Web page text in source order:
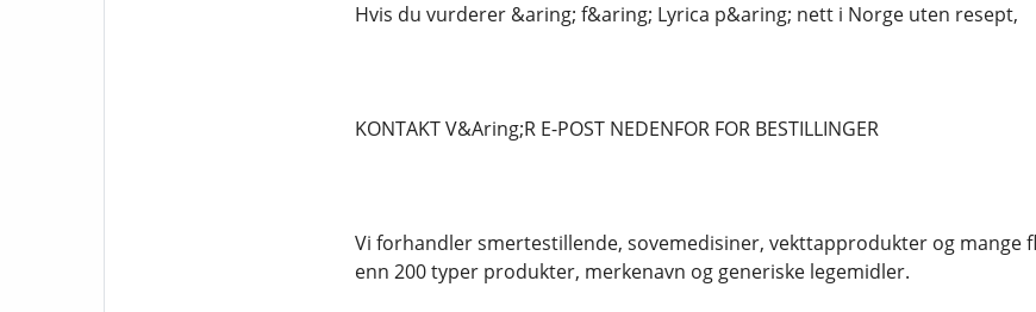
Hvis du vurderer &aring; f&aring; Lyrica p&aring; nett i Norge uten resept,
KONTAKT V&Aring;R E-POST NEDENFOR FOR BESTILLINGER
Vi forhandler smertestillende, sovemedisiner, vekttapprodukter og mange
enn 200 typer produkter, merkenavn og generiske legemidler.